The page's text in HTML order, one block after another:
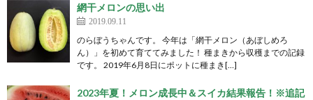
網干メロンの思い出
2019.09.11
のらぼうちゃんです。 今年は「網干メロン（あぼしめろ
ん）」を初めて育ててみました！ 種まきから収穫までの記録
です。 2019年6月8日にポットに種まき[…]
2023年夏！メロン成長中＆スイカ結果報告！※追記